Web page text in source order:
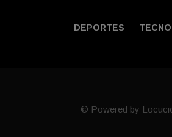
DEPORTES
© Powered by